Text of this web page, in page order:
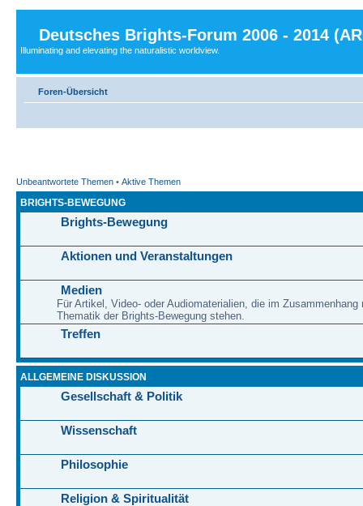
Deutsches Brights-Forum 2006 - 2014
Illuminating and elevating the naturalistic worldview.
Foren-Übersicht
Unbeantwortete Themen • Aktive Themen
BRIGHTS-BEWEGUNG
Brights-Bewegung
Aktionen und Veranstaltungen
Medien
Für Artikel, Video- oder Audiomaterialien, die im Zusammenhang
Thematik der Brights-Bewegung stehen.
Treffen
ALLGEMEINE DISKUSSION
Gesellschaft & Politik
Wissenschaft
Philosophie
Religion & Spiritualität